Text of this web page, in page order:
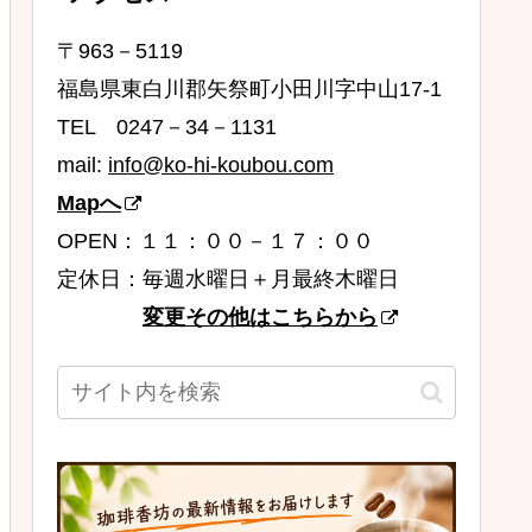
〒963－5119
福島県東白川郡矢祭町小田川字中山17-1
TEL 0247－34－1131
mail: info@ko-hi-koubou.com
Mapへ
OPEN：１１：００－１７：００
定休日：毎週水曜日＋月最終木曜日
変更その他はこちらから